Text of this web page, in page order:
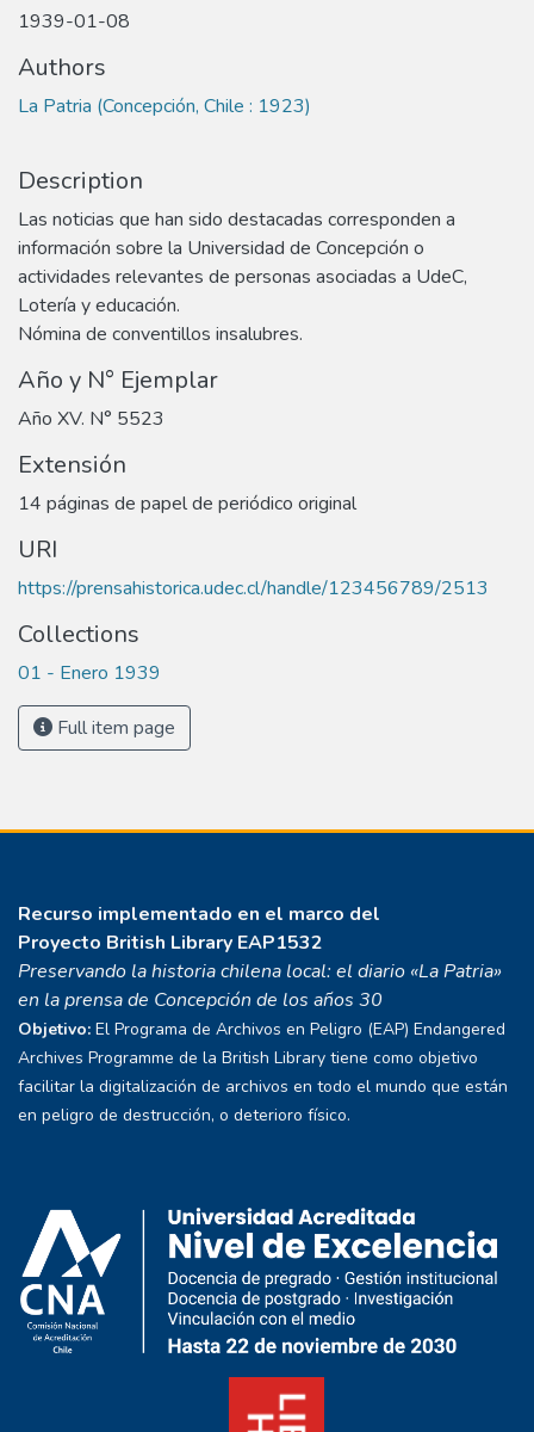
1939-01-08
Authors
La Patria (Concepción, Chile : 1923)
Description
Las noticias que han sido destacadas corresponden a
información sobre la Universidad de Concepción o
actividades relevantes de personas asociadas a UdeC,
Lotería y educación.
Nómina de conventillos insalubres.
Año y N° Ejemplar
Año XV. N° 5523
Extensión
14 páginas de papel de periódico original
URI
https://prensahistorica.udec.cl/handle/123456789/2513
Collections
01 - Enero 1939
Full item page
Recurso implementado en el marco del
Proyecto British Library EAP1532
Preservando la historia chilena local: el diario «La Patria»
en la prensa de Concepción de los años 30
Objetivo: El Programa de Archivos en Peligro (EAP) Endangered
Archives Programme de la British Library tiene como objetivo
facilitar la digitalización de archivos en todo el mundo que están
en peligro de destrucción, o deterioro físico.